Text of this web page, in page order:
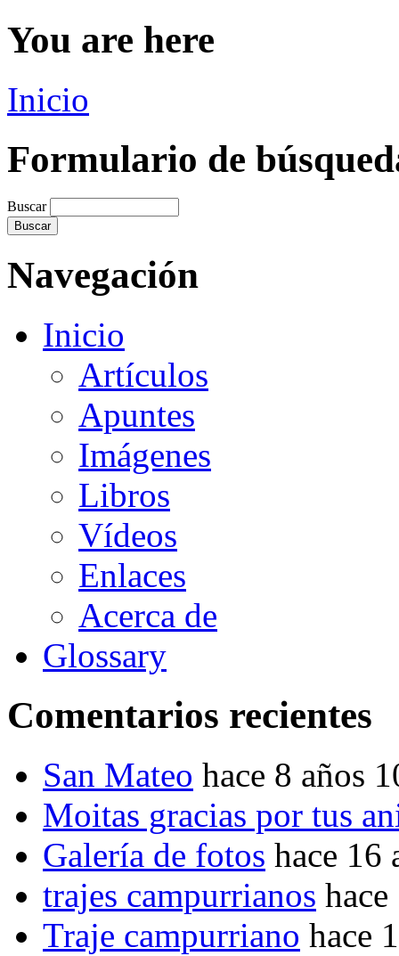
You are here
Inicio
Formulario de
Buscar
Navegación
Inicio
Artículos
Apuntes
Imágenes
Libros
Vídeos
Enlaces
Acerca de
Glossary
Comentarios recientes
San Mateo hace 8 años
Moitas gracias por tus
Galería de fotos hace 16
trajes campurrianos
Traje campurriano hace